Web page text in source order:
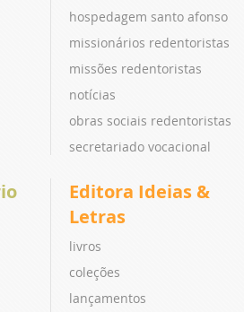
hospedagem santo afonso
missionários redentoristas
missões redentoristas
notícias
obras sociais redentoristas
secretariado vocacional
Editora Ideias &
Letras
livros
coleções
lançamentos